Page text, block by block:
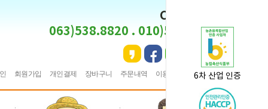
CS CENTER
063)538.8820 . 010)5495.8820
회원가입 개인결제 장바구니 주문내역 이용안내 ★즐겨찾기
6차 산업 인증